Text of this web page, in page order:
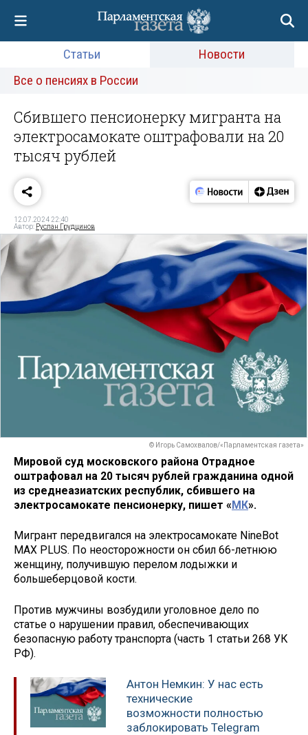
Статьи
Новости
Все о пенсиях в России
Сбившего пенсионерку мигранта на
электросамокате оштрафовали на 20
тысяч рублей
12.07.2024 22:40
Автор: Руслан Грудцинов
© Игорь Самохвалов/«Парламентская газета»
Мировой суд московского района Отрадное
оштрафовал на 20 тысяч рублей гражданина одной
из среднеазиатских республик, сбившего на
электросамокате пенсионерку, пишет «МК».
Мигрант передвигался на электросамокате NineBot
MAX PLUS. По неосторожности он сбил 66-летнюю
женщину, получившую перелом лодыжки и
большеберцовой кости.
Против мужчины возбудили уголовное дело по
статье о нарушении правил, обеспечивающих
безопасную работу транспорта (часть 1 статьи 268 УК
РФ).
Антон Немкин: У нас есть
технические
возможности полностью
заблокировать Telegram